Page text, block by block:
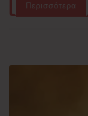
Περισσότερα